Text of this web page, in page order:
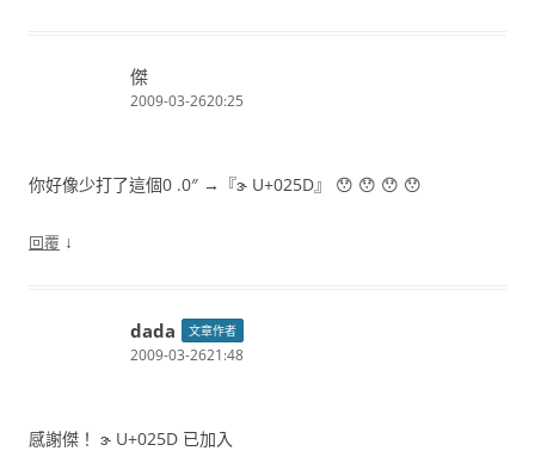
傑
2009-03-2620:25
你好像少打了這個0 .0″ →『ɝ U+025D』 😯 😯 😯 😯
回覆 ↓
dada 文章作者
2009-03-2621:48
感謝傑！ ɝ U+025D 已加入